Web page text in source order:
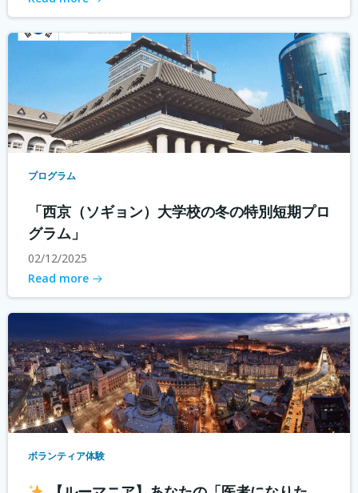
プログラム
「西京（ソギョン）大学校の冬の特別短期プロ
グラム」
02/12/2025
Read more
ボランティア体験